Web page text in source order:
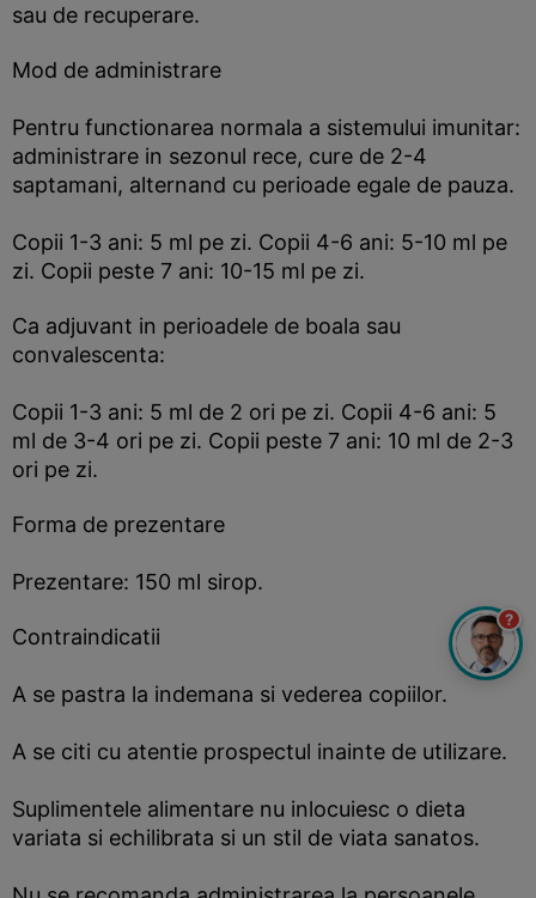
sau de recuperare.
Mod de administrare
Pentru functionarea normala a sistemului imunitar:
administrare in sezonul rece, cure de 2-4
saptamani, alternand cu perioade egale de pauza.
Copii 1-3 ani: 5 ml pe zi. Copii 4-6 ani: 5-10 ml pe
zi. Copii peste 7 ani: 10-15 ml pe zi.
Ca adjuvant in perioadele de boala sau
convalescenta:
Copii 1-3 ani: 5 ml de 2 ori pe zi. Copii 4-6 ani: 5
ml de 3-4 ori pe zi. Copii peste 7 ani: 10 ml de 2-3
ori pe zi.
Forma de prezentare
Prezentare: 150 ml sirop.
Contraindicatii
A se pastra la indemana si vederea copiilor.
A se citi cu atentie prospectul inainte de utilizare.
Suplimentele alimentare nu inlocuiesc o dieta
variata si echilibrata si un stil de viata sanatos.
?